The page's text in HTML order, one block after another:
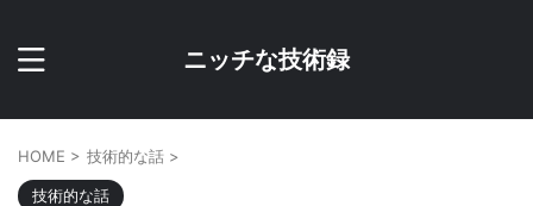
ニッチな技術録
HOME > 技術的な話 >
技術的な話